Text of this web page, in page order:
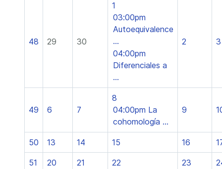
48 29 30
1
03:00pm
Autoequivalence
...
04:00pm
Diferenciales a
...
2 3
49 6 7
8
04:00pm La
cohomología ...
9
50 13 14 15 16
51 20 21 22 23